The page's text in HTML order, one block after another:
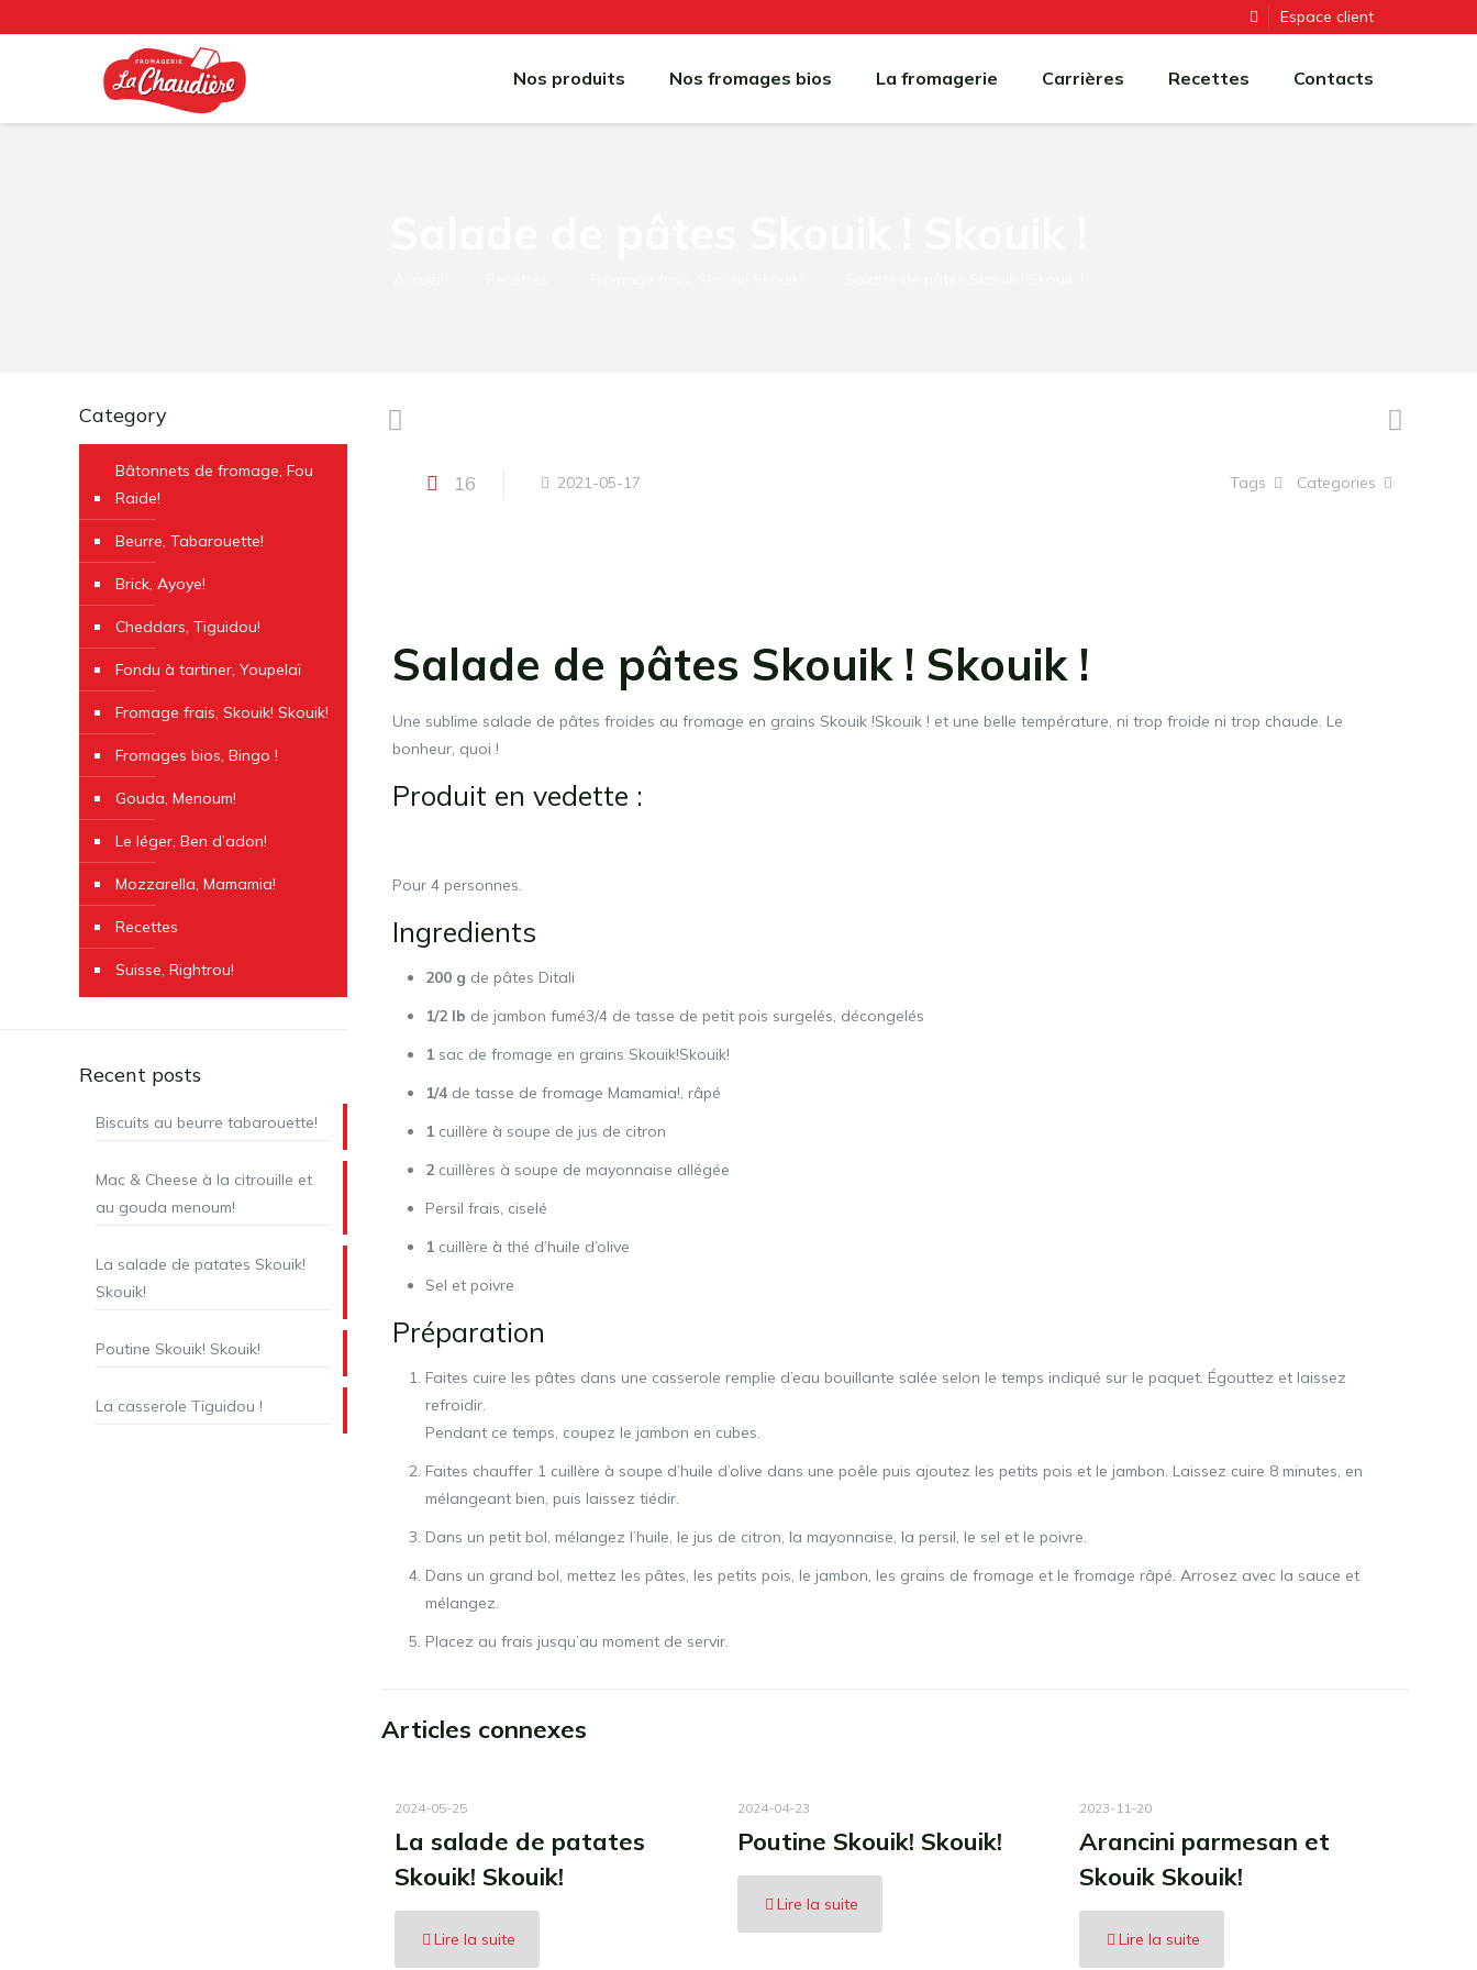
Espace client
Nos produits Nos fromages bios La fromagerie Carrières Recettes Contacts
16 2021-05-17 Categories
Tags
Salade de pâtes Skouik ! Skouik !
Une sublime salade de pâtes froides au fromage en grains Skouik !Skouik ! et une belle température, ni trop froide ni trop chaude. Le
bonheur, quoi !
Produit en vedette :
Pour 4 personnes.
Ingredients
200 g de pâtes Ditali
1/2 lb de jambon fumé3/4 de tasse de petit pois surgelés, décongelés
1sac de fromage en grains Skouik!Skouik!
1/4de tasse de fromage Mamamia!, râpé
1cuillère à soupe de jus de citron
2cuillères à soupe de mayonnaise allégée
Persil frais, ciselé
1cuillère à thé d’huile d’olive
Sel et poivre
Préparation
Faites cuire les pâtes dans une casserole remplie d’eau bouillante salée selon le temps indiqué sur le paquet. Égouttez et laissez
refroidir.
Pendant ce temps, coupez le jambon en cubes.
Faites chauffer 1 cuillère à soupe d’huile d’olive dans une poêle puis ajoutez les petits pois et le jambon. Laissez cuire 8 minutes, en
mélangeant bien, puis laissez tiédir.
Dans un petit bol, mélangez l’huile, le jus de citron, la mayonnaise, la persil, le sel et le poivre.
Dans un grand bol, mettez les pâtes, les petits pois, le jambon, les grains de fromage et le fromage râpé. Arrosez avec la sauce et
mélangez.
Placez au frais jusqu’au moment de servir.
Articles connexes
2024-05-25
La salade de patates
Skouik! Skouik!
Lire la suite
2024-04-23
Poutine Skouik! Skouik!
Lire la suite
2023-11-20
Arancini parmesan et
Skouik Skouik!
Lire la suite
Category
Bâtonnets de fromage, Fou
Raide!
Beurre, Tabarouette!
Brick, Ayoye!
Cheddars, Tiguidou!
Fondu à tartiner, Youpelaï
Fromage frais, Skouik! Skouik!
Fromages bios, Bingo !
Gouda, Menoum!
Le léger, Ben d’adon!
Mozzarella, Mamamia!
Recettes
Suisse, Rightrou!
Recent posts
Biscuits au beurre tabarouette!
Mac & Cheese à la citrouille et
au gouda menoum!
La salade de patates Skouik!
Skouik!
Poutine Skouik! Skouik!
La casserole Tiguidou !